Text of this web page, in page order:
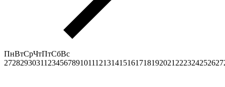
ПнВтСрЧтПтСбВс
27282930311 23456789101112131415161718192021 222324252627